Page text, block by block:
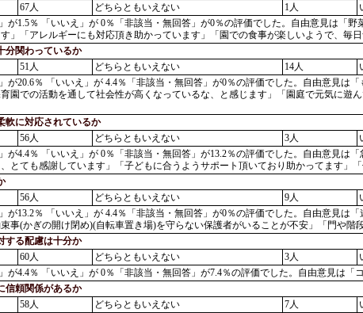
67人 どちらともいえない 1人
が1.5％ 「いいえ」が 0％「非該当・無回答」が0％の評価でした。自由意見は
」「アレルギーにも対応頂き助かっています」「園での食事が楽しいようで、
分関わっているか
51人 どちらともいえない 14人
が20.6％ 「いいえ」が 4.4％「非該当・無回答」が0％の評価でした。自由意見
園での活動を通して社会性が高くなっているな、と感じます」「園庭で元気に
軟に対応されているか
56人 どちらともいえない 3人
が4.4％ 「いいえ」が 0％「非該当・無回答」が13.2％の評価でした。自由意見
とても感謝しています」「子どもに合うようサポート頂いており助かってます
56人 どちらともいえない 9人
が13.2％ 「いいえ」が 4.4％「非該当・無回答」が0％の評価でした。自由意見
事(かぎの開け閉め)(自転車置き場)を守らない保護者がいることが不安」「門や
する配慮は十分か
60人 どちらともいえない 3人
が4.4％ 「いいえ」が 0％「非該当・無回答」が7.4％の評価でした。自由意見は
信頼関係があるか
58人 どちらともいえない 7人